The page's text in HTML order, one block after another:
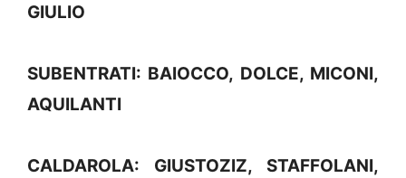
GIULIO
SUBENTRATI: BAIOCCO, DOLCE, MICONI,
AQUILANTI
CALDAROLA: GIUSTOZIZ, STAFFOLANI,